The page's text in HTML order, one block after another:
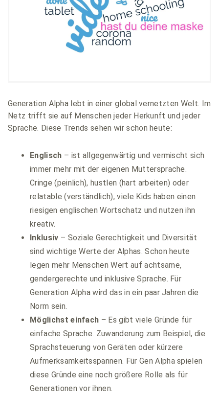
Generation Alpha lebt in einer global vernetzten Welt. Im
Netz trifft sie auf Menschen jeder Herkunft und jeder
Sprache. Diese Trends sehen wir schon heute:
Englisch – ist allgegenwärtig und vermischt sich
immer mehr mit der eigenen Muttersprache.
Cringe (peinlich), hustlen (hart arbeiten) oder
relatable (verständlich), viele Kids haben einen
riesigen englischen Wortschatz und nutzen ihn
kreativ.
Inklusiv – Soziale Gerechtigkeit und Diversität
sind wichtige Werte der Alphas. Schon heute
legen mehr Menschen Wert auf achtsame,
gendergerechte und inklusive Sprache. Für
Generation Alpha wird das in ein paar Jahren die
Norm sein.
Möglichst einfach – Es gibt viele Gründe für
einfache Sprache. Zuwanderung zum Beispiel, die
Sprachsteuerung von Geräten oder kürzere
Aufmerksamkeitsspannen. Für Gen Alpha spielen
diese Gründe eine noch größere Rolle als für
Generationen vor ihnen.